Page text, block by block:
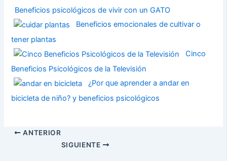
Beneficios psicológicos de vivir con un GATO
Beneficios emocionales de cultivar o
tener plantas
Cinco
Beneficios Psicológicos de la Televisión
¿Por que aprender a andar en
bicicleta de niño? y beneficios psicológicos
ANTERIOR
SIGUIENTE